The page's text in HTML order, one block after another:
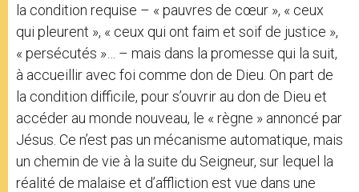
la condition requise – « pauvres de cœur », « ceux
qui pleurent », « ceux qui ont faim et soif de justice »,
« persécutés »… – mais dans la promesse qui la suit,
à accueillir avec foi comme don de Dieu. On part de
la condition difficile, pour s’ouvrir au don de Dieu et
accéder au monde nouveau, le « règne » annoncé par
Jésus. Ce n’est pas un mécanisme automatique, mais
un chemin de vie à la suite du Seigneur, sur lequel la
réalité de malaise et d’affliction est vue dans une